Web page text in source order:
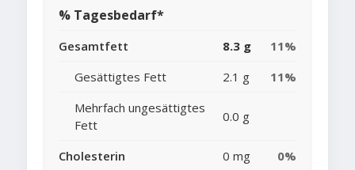
% Tagesbedarf*
Gesamtfett 8.3 g
11%
Gesättigtes Fett
2.1 g
11%
Mehrfach ungesättigtes
Fett
0.0 g
Cholesterin 0 mg 0%